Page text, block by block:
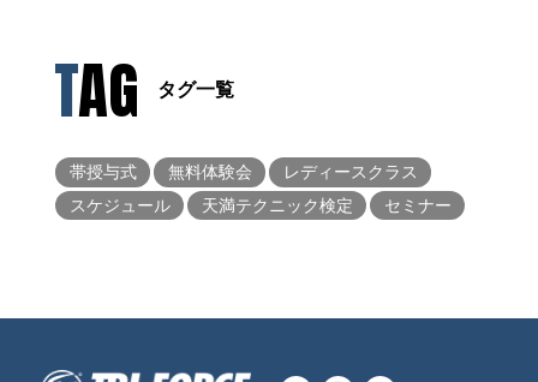
TAG タグ一覧
帯授与式 無料体験会
レディースクラス
スケジュール
天満テクニック検定 セミナー